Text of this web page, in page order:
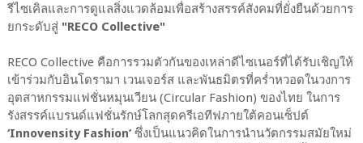
รีไซเคิลและการดูแลสิ่งแวดล้อมเพื่อสร้างสรรค์สังคมที่ยั่งยืนด้วยการ
ยกระดับสู่ "RECO Collective"
RECO Collective คือการรวมตัวกันของเหล่าดีไซเนอร์ที่ได้รับเชิญให้
เข้าร่วมกับอินโดรามา เวนเจอร์ส และพันธมิตรที่คร่ำหวอดในวงการ
อุตสาหกรรมแฟชั่นหมุนเวียน (Circular Fashion) ของไทย ในการ
รังสรรค์แบรนด์แฟชั่นรักษ์โลกสุดครีเอทีฟภายใต้คอนเซ็ปต์
‘Innovensity Fashion’ซึ่งเป็นแนวคิดในการนำนวัตกรรมสมัยใหม่